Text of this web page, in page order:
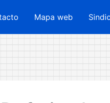
Mapa web